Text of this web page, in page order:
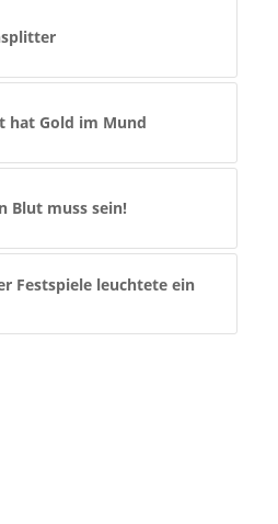
hat Gold im Mund
Blut muss sein!
Festspiele leuchtete ein